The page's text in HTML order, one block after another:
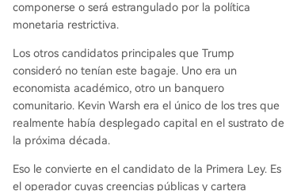
componerse o será estrangulado por la política
monetaria restrictiva.
Los otros candidatos principales que Trump
consideró no tenían este bagaje. Uno era un
economista académico, otro un banquero
comunitario. Kevin Warsh era el único de los tres que
realmente había desplegado capital en el sustrato de
la próxima década.
Eso le convierte en el candidato de la Primera Ley. Es
el operador cuyas creencias públicas y cartera